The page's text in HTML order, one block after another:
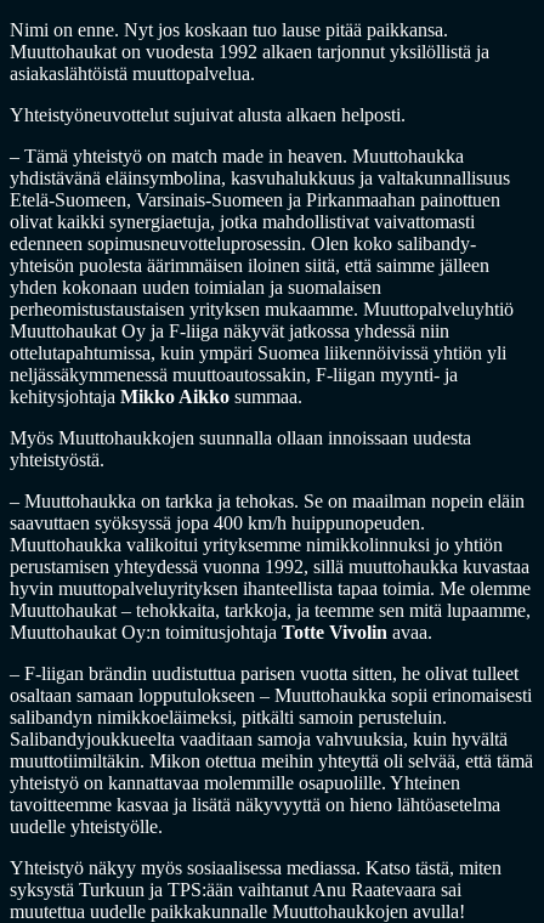
Nimi on enne. Nyt jos koskaan tuo lause pitää paikkansa.
Muuttohaukat on vuodesta 1992 alkaen tarjonnut yksilöllistä ja
asiakaslähtöistä muuttopalvelua.
Yhteistyöneuvottelut sujuivat alusta alkaen helposti.
– Tämä yhteistyö on match made in heaven. Muuttohaukka
yhdistävänä eläinsymbolina, kasvuhalukkuus ja valtakunnallisuus
Etelä-Suomeen, Varsinais-Suomeen ja Pirkanmaahan painottuen
olivat kaikki synergiaetuja, jotka mahdollistivat vaivattomasti
edenneen sopimusneuvotteluprosessin. Olen koko salibandy-
yhteisön puolesta äärimmäisen iloinen siitä, että saimme jälleen
yhden kokonaan uuden toimialan ja suomalaisen
perheomistustaustaisen yrityksen mukaamme. Muuttopalveluyhtiö
Muuttohaukat Oy ja F-liiga näkyvät jatkossa yhdessä niin
ottelutapahtumissa, kuin ympäri Suomea liikennöivissä yhtiön yli
neljässäkymmenessä muuttoautossakin, F-liigan myynti- ja
kehitysjohtaja Mikko Aikko summaa.
Myös Muuttohaukkojen suunnalla ollaan innoissaan uudesta
yhteistyöstä.
– Muuttohaukka on tarkka ja tehokas. Se on maailman nopein eläin
saavuttaen syöksyssä jopa 400 km/h huippunopeuden.
Muuttohaukka valikoitui yrityksemme nimikkolinnuksi jo yhtiön
perustamisen yhteydessä vuonna 1992, sillä muuttohaukka kuvastaa
hyvin muuttopalveluyrityksen ihanteellista tapaa toimia. Me olemme
Muuttohaukat – tehokkaita, tarkkoja, ja teemme sen mitä lupaamme,
Muuttohaukat Oy:n toimitusjohtaja Totte Vivolin avaa.
– F-liigan brändin uudistuttua parisen vuotta sitten, he olivat tulleet
osaltaan samaan lopputulokseen – Muuttohaukka sopii erinomaisesti
salibandyn nimikkoeläimeksi, pitkälti samoin perusteluin.
Salibandyjoukkueelta vaaditaan samoja vahvuuksia, kuin hyvältä
muuttotiimiltäkin. Mikon otettua meihin yhteyttä oli selvää, että tämä
yhteistyö on kannattavaa molemmille osapuolille. Yhteinen
tavoitteemme kasvaa ja lisätä näkyvyyttä on hieno lähtöasetelma
uudelle yhteistyölle.
Yhteistyö näkyy myös sosiaalisessa mediassa. Katso tästä, miten
syksystä Turkuun ja TPS:ään vaihtanut Anu Raatevaara sai
muutettua uudelle paikkakunnalle Muuttohaukkojen avulla!